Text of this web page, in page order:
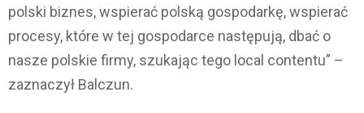
polski biznes, wspierać polską gospodarkę, wspierać
procesy, które w tej gospodarce następują, dbać o
nasze polskie firmy, szukając tego local contentu” –
zaznaczył Balczun.